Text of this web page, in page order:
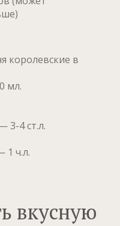
королевские в
мл.
3-4 ст.л.
ч.л.
вкусную